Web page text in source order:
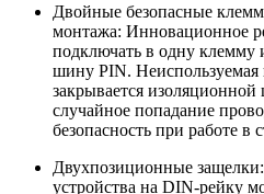
Двойные безопасные
монтажа: Инновационное
подключать в одну клемму
шину PIN. Неиспользуемая
закрывается
случайное попадание
безопасность при работе в
Двухпозиционные
устройства на DIN-рейку